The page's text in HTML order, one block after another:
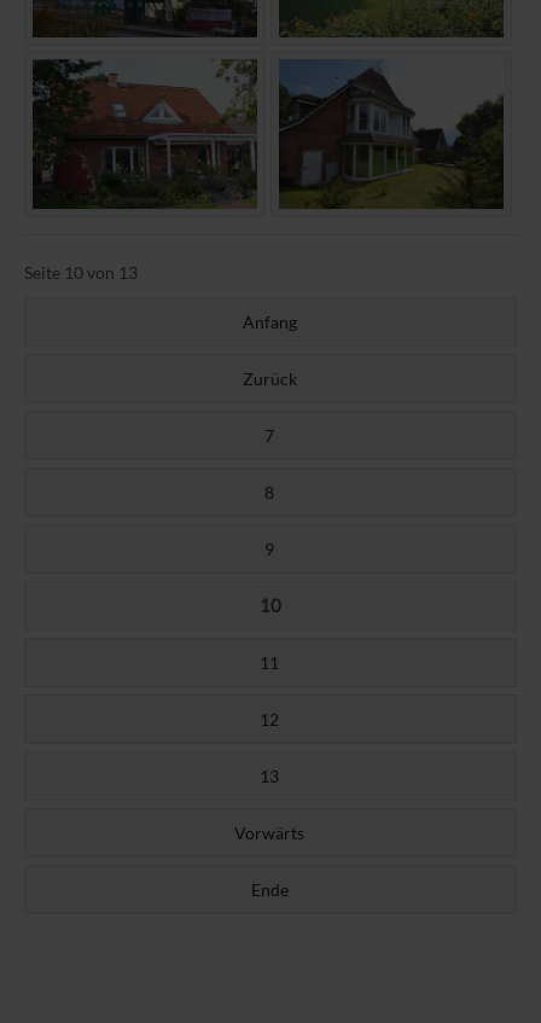
Seite 10 von 13
Anfang
Zurück
7
8
9
10
11
12
13
Vorwärts
Ende